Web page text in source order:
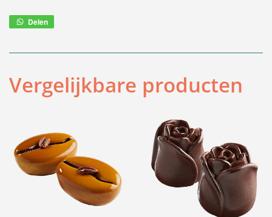
Delen
Vergelijkbare producten